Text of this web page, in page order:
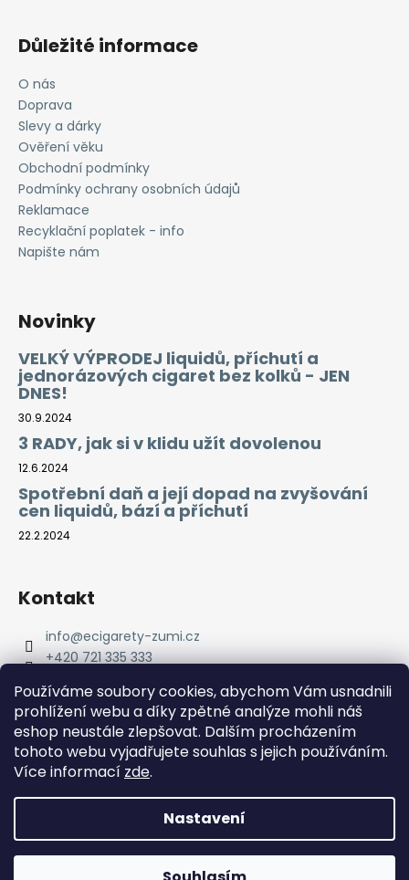
Používáme soubory cookies, abychom Vám usnadnili
prohlížení webu a díky zpětné analýze mohli náš
eshop neustále zlepšovat. Dalším procházením
tohoto webu vyjadřujete souhlas s jejich používáním.
Více informací zde.
Nastavení
Doprava ZDARMA od 2000 Kč! Dárek k objednávce od 2500
Důležité informace
O nás
Doprava
Slevy a dárky
Ověření věku
Obchodní podmínky
Podmínky ochrany osobních údajů
Reklamace
Recyklační poplatek - info
Napište nám
Novinky
VELKÝ VÝPRODEJ liquidů, příchutí a
jednorázových cigaret bez kolků - JEN
DNES!
30.9.2024
3 RADY, jak si v klidu užít dovolenou
12.6.2024
Spotřební daň a její dopad na zvyšování
cen liquidů, bází a příchutí
22.2.2024
Kontakt
info@ecigarety-zumi.cz
+420 721 335 333
Copyright 2026eCigarety ZUMI. Všechna práva